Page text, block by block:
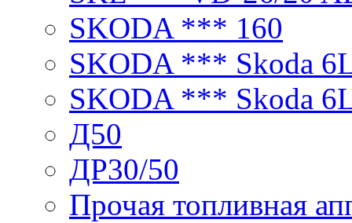
SKODA *** 160
SKODA *** Skoda
SKODA *** Skoda
Д50
ДР30/50
Прочая топливная